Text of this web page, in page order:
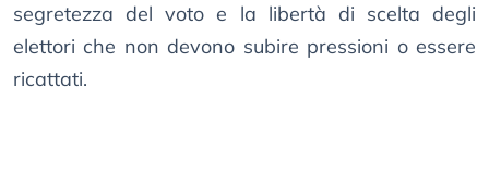
segretezza del voto e la libertà di scelta degli
elettori che non devono subire pressioni o essere
ricattati.